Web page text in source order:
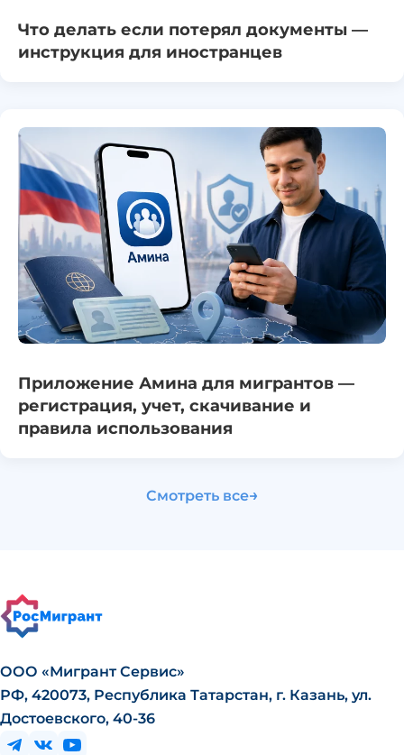
Что делать если потерял документы —
инструкция для иностранцев
Приложение Амина для мигрантов —
регистрация, учет, скачивание и
правила использования
Смотреть все→
ООО «Мигрант Сервис»
РФ, 420073, Республика Татарстан, г. Казань, ул.
Достоевского, 40-36